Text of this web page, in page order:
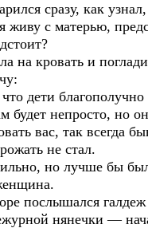
сразу, как
живу с матерью,
на кровать и
дети благополучно
будет непросто, но
вас, так всегда
не стал.
но лучше бы
послышался
нянечки —